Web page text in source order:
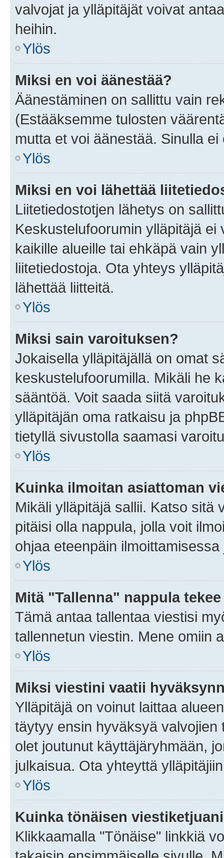
valvojat ja ylläpitäjät voivat
heihin.
Ylös
Miksi en voi äänestää?
Äänestäminen on sallittu vain
(Estääksemme tulosten
mutta et voi äänestää. Sinulla
Ylös
Miksi en voi lähettää
Liitetiedostotjen lähetys on
Keskustelufoorumin ylläpitäjä
kaikille alueille tai ehkäpä vain
liitetiedostoja. Ota yhteys
lähettää liitteitä.
Ylös
Miksi sain varoituksen?
Jokaisella ylläpitäjällä on omat
keskustelufoorumilla. Mikäli he
sääntöä. Voit saada siitä
ylläpitäjän oma ratkaisu ja
tietyllä sivustolla saamasi
Ylös
Kuinka ilmoitan asiattoman
Mikäli ylläpitäjä sallii. Katso sitä
pitäisi olla nappula, jolla voit
ohjaa eteenpäin
Ylös
Mitä "Tallenna" nappula
Tämä antaa tallentaa viestisi
tallennetun viestin. Mene omiin
Ylös
Miksi viestini vaatii
Ylläpitäjä on voinut laittaa
täytyy ensin hyväksyä
olet joutunut käyttäjäryhmään,
julkaisua. Ota yhteyttä
Ylös
Kuinka tönäisen
Klikkaamalla "Tönäise" linkkiä